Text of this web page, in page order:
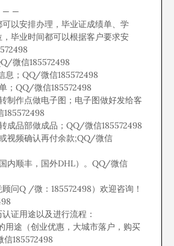
— —
以安排办理，毕业证成绩单、学
毕业时间都可以根据客户要求安
微信185572498
息；QQ/微信185572498
；QQ/微信185572498
制作点做电子图；电子图做好发给客
成品部做成品；QQ/微信185572498
视频确认再付余款;QQ/微信
内顺丰，国外DHL）。QQ/微信
顾问Q /微：185572498）欢迎咨询！
证用途以及进行流程：
用途（创业优惠，大城市落户，购买
185572498